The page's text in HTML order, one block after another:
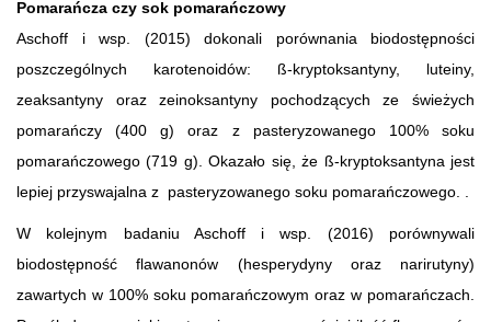
Pomarańcza czy sok pomarańczowy
Aschoff i wsp. (2015) dokonali porównania biodostępności
poszczególnych karotenoidów: ß-kryptoksantyny, luteiny,
zeaksantyny oraz zeinoksantyny pochodzących ze świeżych
pomarańczy (400 g) oraz z pasteryzowanego 100% soku
pomarańczowego (719 g). Okazało się, że ß-kryptoksantyna jest
lepiej przyswajalna z pasteryzowanego soku pomarańczowego. .
W kolejnym badaniu Aschoff i wsp. (2016) porównywali
biodostępność flawanonów (hesperydyny oraz narirutyny)
zawartych w 100% soku pomarańczowym oraz w pomarańczach.